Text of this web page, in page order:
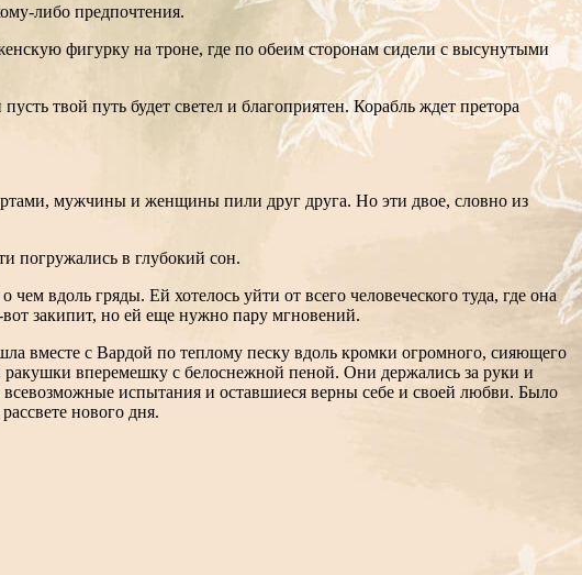
либо предпочтения.
фигурку на троне, где по обеим сторонам сидели с высунутыми
твой путь будет светел и благоприятен. Корабль ждет претора
мужчины и женщины пили друг друга. Но эти двое, словно из
погружались в глубокий сон.
вдоль гряды. Ей хотелось уйти от всего человеческого туда, где она
закипит, но ей еще нужно пару мгновений.
вместе с Вардой по теплому песку вдоль кромки огромного, сияющего
вперемешку с белоснежной пеной. Они держались за руки и
испытания и оставшиеся верны себе и своей любви. Было
нового дня.